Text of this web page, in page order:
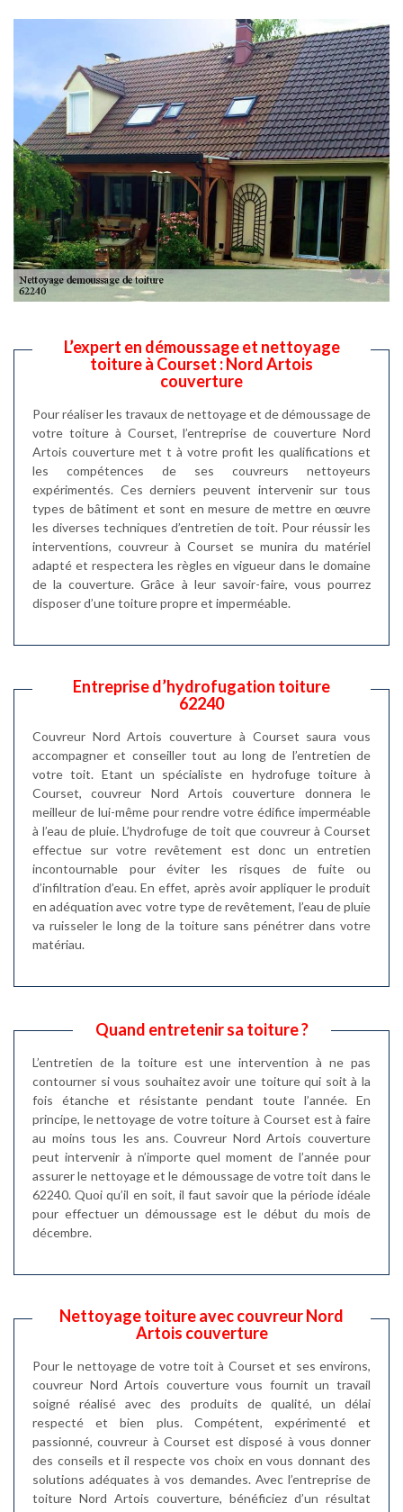
L’expert en démoussage et nettoyage
toiture à Courset : Nord Artois
couverture
Pour réaliser les travaux de nettoyage et de démoussage de
votre toiture à Courset, l’entreprise de couverture Nord
Artois couverture met t à votre profit les qualifications et
les compétences de ses couvreurs nettoyeurs
expérimentés. Ces derniers peuvent intervenir sur tous
types de bâtiment et sont en mesure de mettre en œuvre
les diverses techniques d’entretien de toit. Pour réussir les
interventions, couvreur à Courset se munira du matériel
adapté et respectera les règles en vigueur dans le domaine
de la couverture. Grâce à leur savoir-faire, vous pourrez
disposer d’une toiture propre et imperméable.
Entreprise d’hydrofugation toiture
62240
Couvreur Nord Artois couverture à Courset saura vous
accompagner et conseiller tout au long de l’entretien de
votre toit. Etant un spécialiste en hydrofuge toiture à
Courset, couvreur Nord Artois couverture donnera le
meilleur de lui-même pour rendre votre édifice imperméable
à l’eau de pluie. L’hydrofuge de toit que couvreur à Courset
effectue sur votre revêtement est donc un entretien
incontournable pour éviter les risques de fuite ou
d’infiltration d’eau. En effet, après avoir appliquer le produit
en adéquation avec votre type de revêtement, l’eau de pluie
va ruisseler le long de la toiture sans pénétrer dans votre
matériau.
Quand entretenir sa toiture ?
L’entretien de la toiture est une intervention à ne pas
contourner si vous souhaitez avoir une toiture qui soit à la
fois étanche et résistante pendant toute l’année. En
principe, le nettoyage de votre toiture à Courset est à faire
au moins tous les ans. Couvreur Nord Artois couverture
peut intervenir à n’importe quel moment de l’année pour
assurer le nettoyage et le démoussage de votre toit dans le
62240. Quoi qu’il en soit, il faut savoir que la période idéale
pour effectuer un démoussage est le début du mois de
décembre.
Nettoyage toiture avec couvreur Nord
Artois couverture
Pour le nettoyage de votre toit à Courset et ses environs,
couvreur Nord Artois couverture vous fournit un travail
soigné réalisé avec des produits de qualité, un délai
respecté et bien plus. Compétent, expérimenté et
passionné, couvreur à Courset est disposé à vous donner
des conseils et il respecte vos choix en vous donnant des
solutions adéquates à vos demandes. Avec l’entreprise de
toiture Nord Artois couverture, bénéficiez d’un résultat